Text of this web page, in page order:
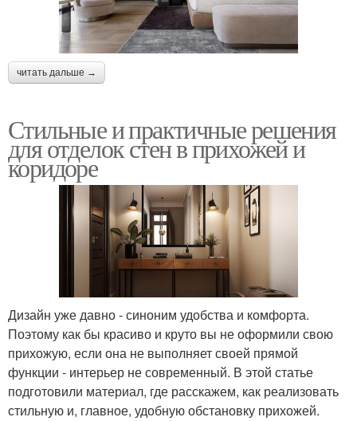
читать дальше →
Стильные и практичные решения
для отделок стен в прихожей и
коридоре
Дизайн уже давно - синоним удобства и комфорта.
Поэтому как бы красиво и круто вы не оформили свою
прихожую, если она не выполняет своей прямой
функции - интерьер не современный. В этой статье
подготовили материал, где расскажем, как реализовать
стильную и, главное, удобную обстановку прихожей.